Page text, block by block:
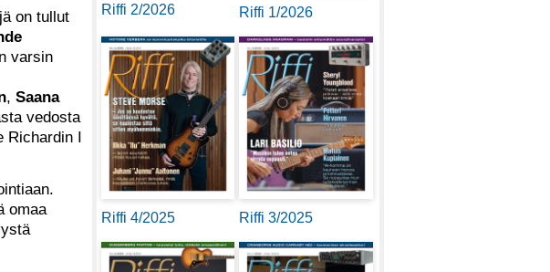
on tullut
varsin
, Saana
vedosta
Richardin I
omaa
Riffi 2/2026 Riffi 1/2026
Riffi 4/2025 Riffi 3/2025